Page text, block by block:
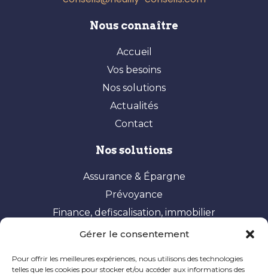
Gérer le consentement
Pour offrir les meilleures expériences, nous utilisons des technologies
telles que les cookies pour stocker et/ou accéder aux informations des
Nous connaître
Accueil
Vos besoins
Nos solutions
Actualités
Contact
Nos solutions
Assurance & Épargne
Prévoyance
Finance, defiscalisation, immobilier
Vos besoins
Constituer et valoriser son patrimoine